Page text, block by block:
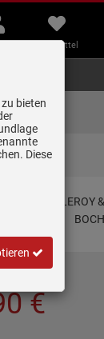
Merkzettel
aufklappen
Merkzettel
zum
€
bieten
Diese